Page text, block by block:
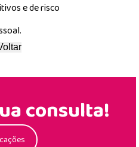
e de risco
consulta!